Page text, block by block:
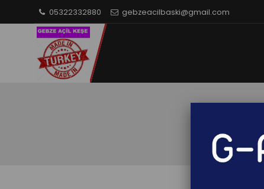
05322332880 gebzeacilbaski@gmail.com